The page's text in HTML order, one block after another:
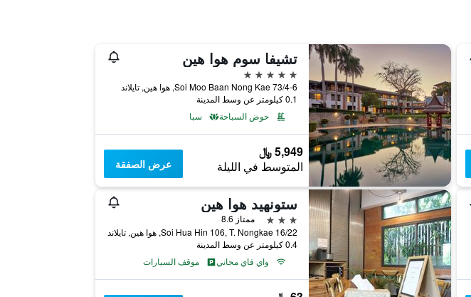
تشيفا سوم هوا هين
5 نجوم
73/4-6 Soi Moo Baan Nong Kae, هوا هين, تايلاند
0.1 كيلومتر عن وسط المدينة
حوض السباحة
سبا
5,949 ﷼
المتوسط في الليلة عرض الصفقة
ستونهيد هوا هين
3 نجوم
ممتاز 8.6
16/22 Soi Hua Hin 106, T. Nongkae, هوا هين, تايلاند
0.4 كيلومتر عن وسط المدينة
واي فاي مجاني
موقف السيارات